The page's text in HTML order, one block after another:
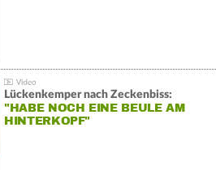
Lückenkemper nach Zeckenbiss:
"HABE NOCH EINE BEULE AM
HINTERKOPF"